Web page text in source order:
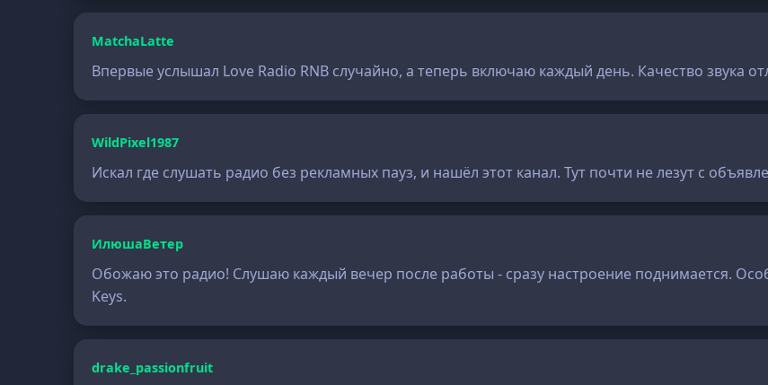
MatchaLatte
Впервые услышал Love Radio RNB случайно, а теперь включаю каждый день. Качество звука
WildPixel1987
Искал где слушать радио без рекламных пауз, и нашёл этот канал. Тут почти не лезут с
ИлюшаВетер
Обожаю это радио! Слушаю каждый вечер после работы - сразу настроение поднимается.
Keys.
drake_passionfruit